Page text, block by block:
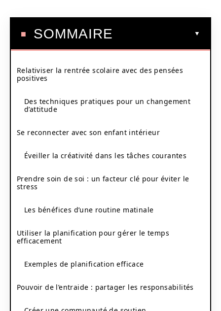
SOMMAIRE
Relativiser la rentrée scolaire avec des pensées
positives
Des techniques pratiques pour un changement
d’attitude
Se reconnecter avec son enfant intérieur
Éveiller la créativité dans les tâches courantes
Prendre soin de soi : un facteur clé pour éviter le
stress
Les bénéfices d’une routine matinale
Utiliser la planification pour gérer le temps
efficacement
Exemples de planification efficace
Pouvoir de l’entraide : partager les responsabilités